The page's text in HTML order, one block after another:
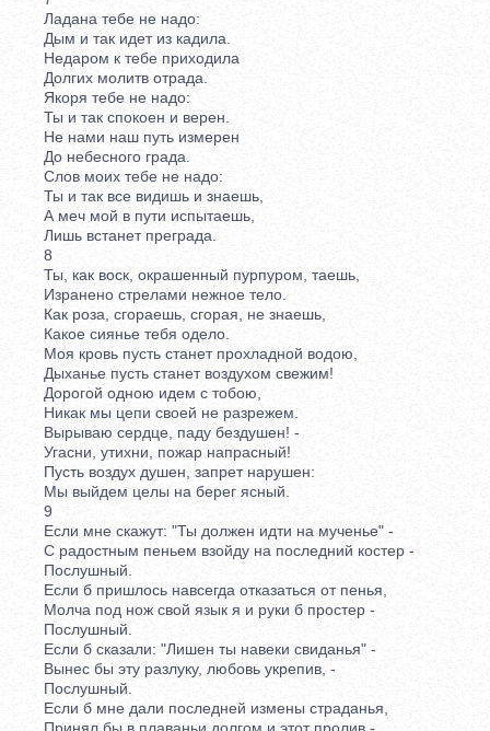
Ладана тебе не надо:
Дым и так идет из кадила.
Недаром к тебе приходила
Долгих молитв отрада.
Якоря тебе не надо:
Ты и так спокоен и верен.
Не нами наш путь измерен
До небесного града.
Слов моих тебе не надо:
Ты и так все видишь и знаешь,
А меч мой в пути испытаешь,
Лишь встанет преграда.
8
Ты, как воск, окрашенный пурпуром, таешь,
Изранено стрелами нежное тело.
Как роза, сгораешь, сгорая, не знаешь,
Какое сиянье тебя одело.
Моя кровь пусть станет прохладной водою,
Дыханье пусть станет воздухом свежим!
Дорогой одною идем с тобою,
Никак мы цепи своей не разрежем.
Вырываю сердце, паду бездушен! -
Угасни, утихни, пожар напрасный!
Пусть воздух душен, запрет нарушен:
Мы выйдем целы на берег ясный.
9
Если мне скажут: "Ты должен идти на мученье" -
С радостным пеньем взойду на последний костер -
Послушный.
Если б пришлось навсегда отказаться от пенья,
Молча под нож свой язык я и руки б простер -
Послушный.
Если б сказали: "Лишен ты навеки свиданья" -
Вынес бы эту разлуку, любовь укрепив, -
Послушный.
Если б мне дали последней измены страданья,
Принял бы в плаваньи долгом и этот пролив -